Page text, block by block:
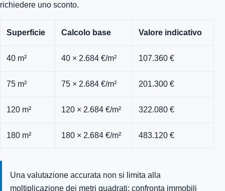
richiedere uno sconto.
Superficie Calcolo base Valore indicativo
40 m² 40 × 2.684 €/m² 107.360 €
75 m² 75 × 2.684 €/m² 201.300 €
120 m² 120 × 2.684 €/m² 322.080 €
180 m² 180 × 2.684 €/m² 483.120 €
Una valutazione accurata non si limita alla
moltiplicazione dei metri quadrati: confronta immobili